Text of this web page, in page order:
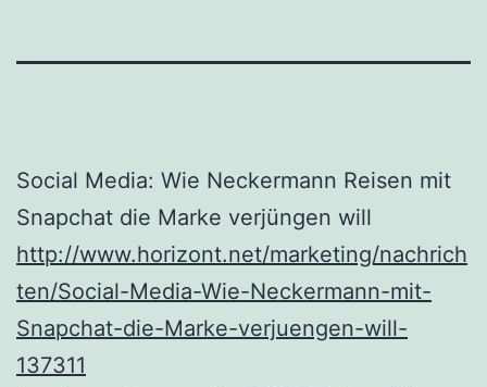
Social Media: Wie Neckermann Reisen mit
Snapchat die Marke verjüngen will
http://www.horizont.net/marketing/nachrich
ten/Social-Media-Wie-Neckermann-mit-
Snapchat-die-Marke-verjuengen-will-
137311